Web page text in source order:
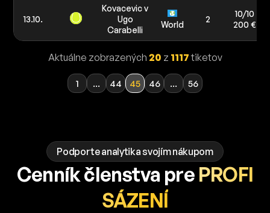
13.10.
Kovacevic v
Ugo
Carabelli
World
2
10/10
200 €
Aktuálne zobrazených 20 z 1117tiketov
1 ... 44 45 46 ... 56
Podporte analytika svojím nákupom
Cenník členstva pre PROFI
SÁZENÍ